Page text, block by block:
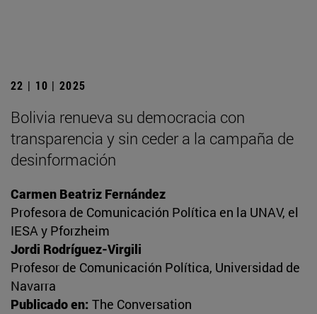
22 | 10 | 2025
Bolivia renueva su democracia con
transparencia y sin ceder a la campaña de
desinformación
Carmen Beatriz Fernández
Profesora de Comunicación Política en la UNAV, el
IESA y Pforzheim
Jordi Rodríguez-Virgili
Profesor de Comunicación Política, Universidad de
Navarra
Publicado en: The Conversation